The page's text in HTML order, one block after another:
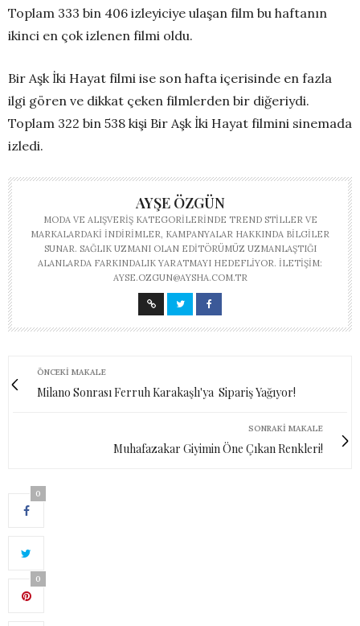
Toplam 333 bin 406 izleyiciye ulaşan film bu haftanın
ikinci en çok izlenen filmi oldu.
Bir Aşk İki Hayat filmi ise son hafta içerisinde en fazla
ilgi gören ve dikkat çeken filmlerden bir diğeriydi.
Toplam 322 bin 538 kişi Bir Aşk İki Hayat filmini sinemada
izledi.
AYŞE ÖZGÜN
MODA VE ALIŞVERIŞ KATEGORILERINDE TREND STILLER VE
MARKALARDAKI INDIRIMLER, KAMPANYALAR HAKKINDA BILGILER
SUNAR. SAĞLIK UZMANI OLAN EDITÖRÜMÜZ UZMANLAŞTIĞI
ALANLARDA FARKINDALIK YARATMAYI HEDEFLIYOR. İLETIŞIM:
AYSE.OZGUN@AYSHA.COM.TR
ÖNCEKI MAKALE
Milano Sonrası Ferruh Karakaşlı'ya Sipariş Yağıyor!
SONRAKI MAKALE
Muhafazakar Giyimin Öne Çıkan Renkleri!
0
0